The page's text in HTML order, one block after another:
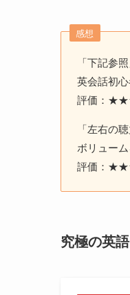
感想
「下記参照
英会話初
評価：
「左右の
ボリュー
評価：
究極の英